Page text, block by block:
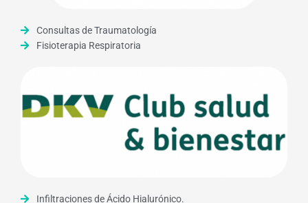
Consultas de Traumatología
Fisioterapia Respiratoria
Infiltraciones de Ácido Hialurónico.